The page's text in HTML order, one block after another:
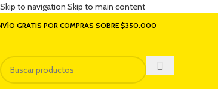
Skip to navigation Skip to main content
GRATIS POR COMPRAS SOBRE $350.000